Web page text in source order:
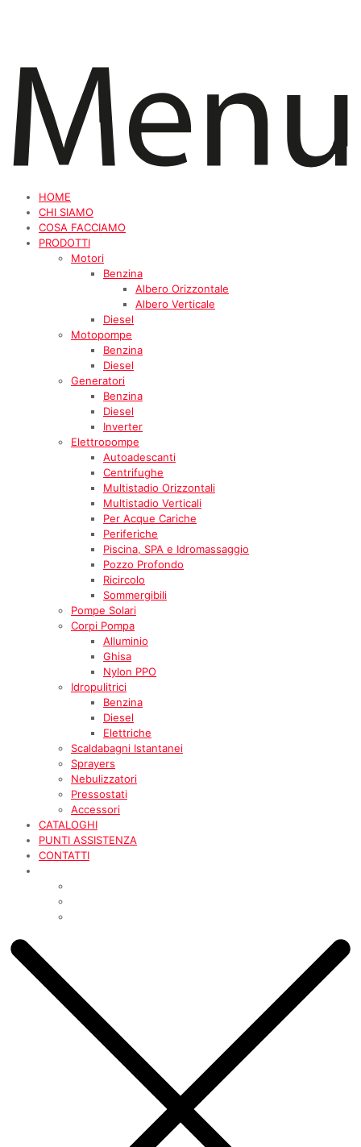
HOME
CHI SIAMO
COSA FACCIAMO
PRODOTTI
Motori
Benzina
Albero Orizzontale
Albero Verticale
Diesel
Motopompe
Benzina
Diesel
Generatori
Benzina
Diesel
Inverter
Elettropompe
Autoadescanti
Centrifughe
Multistadio Orizzontali
Multistadio Verticali
Per Acque Cariche
Periferiche
Piscina, SPA e Idromassaggio
Pozzo Profondo
Ricircolo
Sommergibili
Pompe Solari
Corpi Pompa
Alluminio
Ghisa
Nylon PPO
Idropulitrici
Benzina
Diesel
Elettriche
Scaldabagni Istantanei
Sprayers
Nebulizzatori
Pressostati
Accessori
CATALOGHI
PUNTI ASSISTENZA
CONTATTI